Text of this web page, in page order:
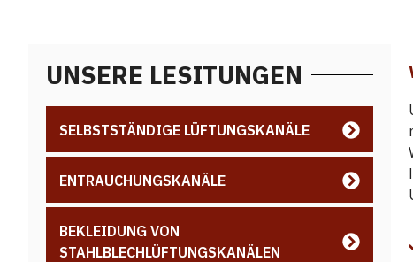
UNSERE LESITUNGEN
SELBSTSTÄNDIGE LÜFTUNGSKANÄLE
ENTRAUCHUNGSKANÄLE
BEKLEIDUNG VON
STAHLBLECHLÜFTUNGSKANÄLEN